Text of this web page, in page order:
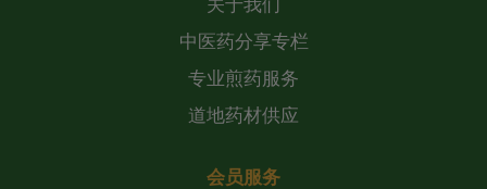
关于我们
中医药分享专栏
专业煎药服务
道地药材供应
会员服务